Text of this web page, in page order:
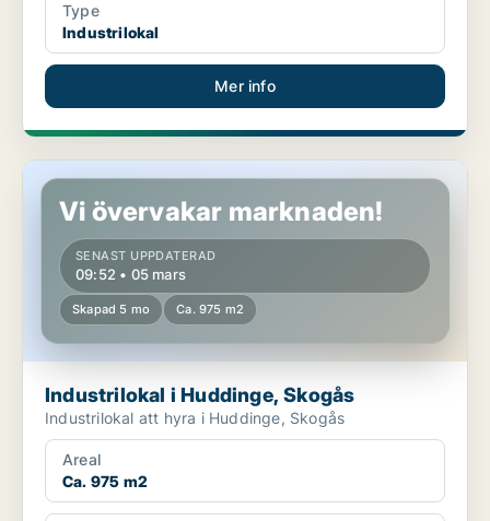
Type
Industrilokal
Mer info
Industrilokal i Huddinge, Skogås
Vi övervakar marknaden!
SENAST UPPDATERAD
09:52 • 05 mars
Skapad 5 mo Ca. 975 m2
Industrilokal i Huddinge, Skogås
Industrilokal att hyra i Huddinge, Skogås
Areal
Ca. 975 m2